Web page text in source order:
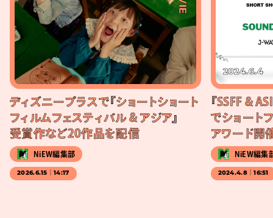
ディズニープラスで『ショートショート
フィルムフェスティバル & アジア』
受賞作など20作品を配信
NiEW編集部
2026.6.15｜14:17
2024.6.4
『SSFF &
でショート
アワード開
NiEW編集
2024.4.8｜16:51